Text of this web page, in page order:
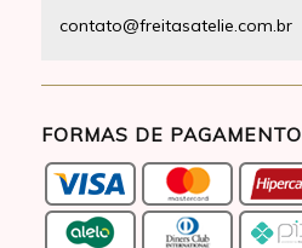
contato@freitasatelie.com.br
FORMAS DE PAGAMENTO